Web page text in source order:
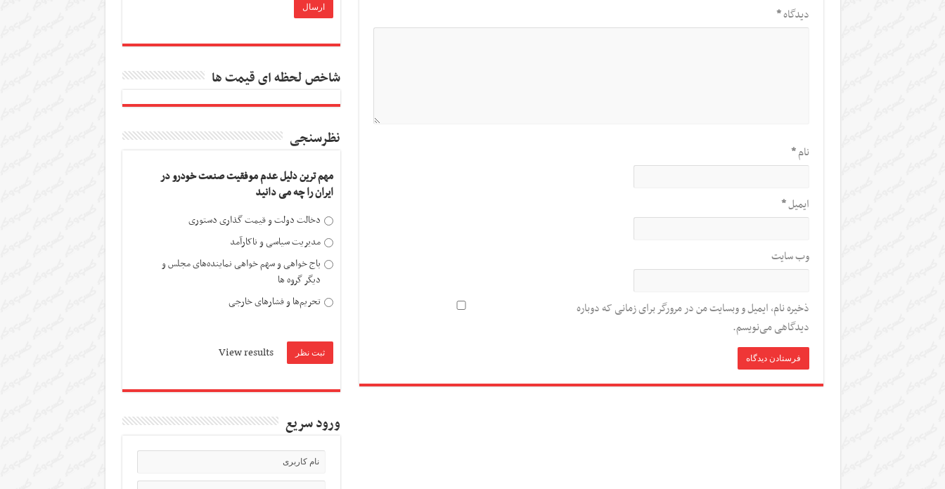
دیدگاه*
نام*
ایمیل*
وب‌ سایت
ذخیره نام، ایمیل و وبسایت من در مرورگر برای زمانی که دوباره
دیدگاهی می‌نویسم.
شاخص لحظه ای قیمت ها
نظرسنجی
مهم ترین دلیل عدم موفقیت صنعت خودرو در
ایران را چه می دانید
دخالت دولت و قیمت گذاری دستوری
مدیریت سیاسی و ناکارآمد
باج خواهی و سهم خواهی نماینده‌های مجلس و
دیگر گروه ها
تحریم‌ها و فشارهای خارجی
View results
ورود سریع